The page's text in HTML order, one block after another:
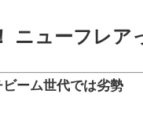
ニューフレア
ーム世代では劣勢